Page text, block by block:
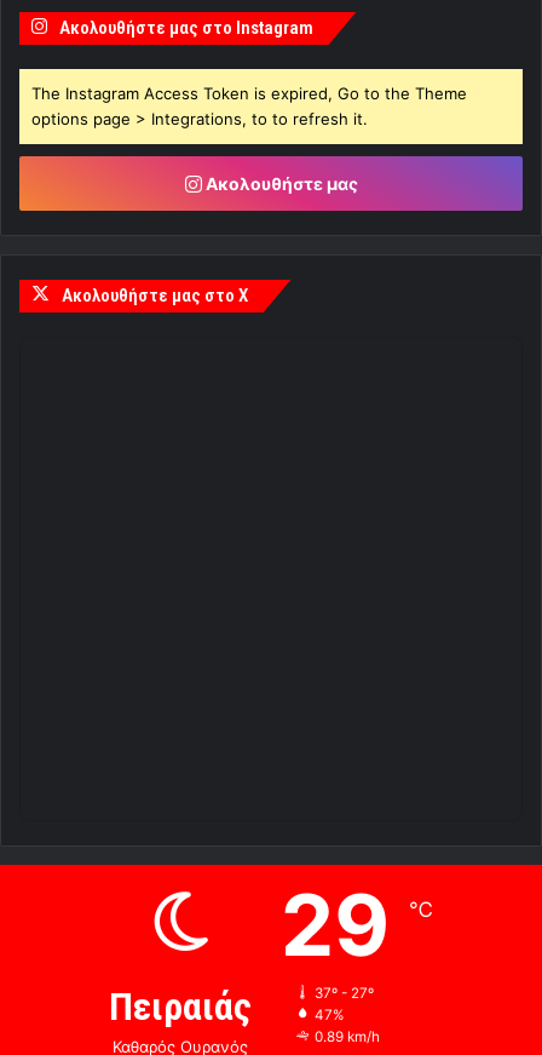
Ακολουθήστε μας στο Instagram
The Instagram Access Token is expired, Go to the Theme
options page > Integrations, to to refresh it.
Ακολουθήστε μας
Ακολουθήστε μας στο X
Πειραιάς
Καθαρός Ουρανός
29 ℃
37º - 27º
47%
0.89 km/h